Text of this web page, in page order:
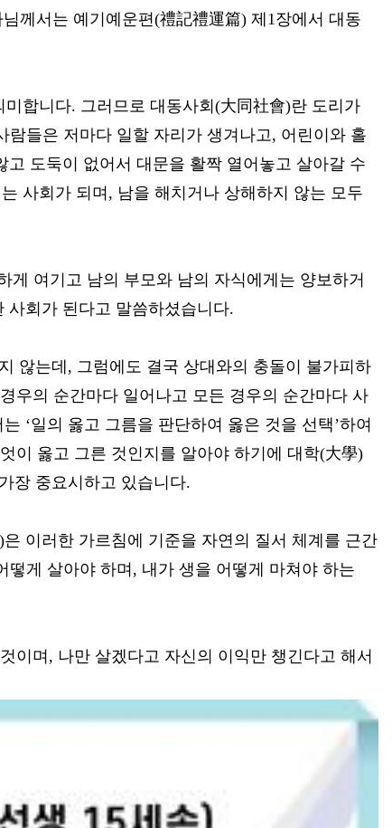
께서는 예기예운편(禮記禮運篇) 제1장에서 대동
합니다. 그러므로 대동사회(大同社會)란 도리가
들은 저마다 일할 자리가 생겨나고, 어린이와 홀
도둑이 없어서 대문을 활짝 열어놓고 살아갈 수
사회가 되며, 남을 해치거나 상해하지 않는 모두
게 여기고 남의 부모와 남의 자식에게는 양보하거
사회가 된다고 말씀하셨습니다.
않는데, 그럼에도 결국 상대와의 충돌이 불가피하
우의 순간마다 일어나고 모든 경우의 순간마다 사
‘일의 옳고 그름을 판단하여 옳은 것을 선택’하여
이 옳고 그른 것인지를 알아야 하기에 대학(大學)
장 중요시하고 있습니다.
이러한 가르침에 기준을 자연의 질서 체계를 근간
게 살아야 하며, 내가 생을 어떻게 마쳐야 하는
이며, 나만 살겠다고 자신의 이익만 챙긴다고 해서